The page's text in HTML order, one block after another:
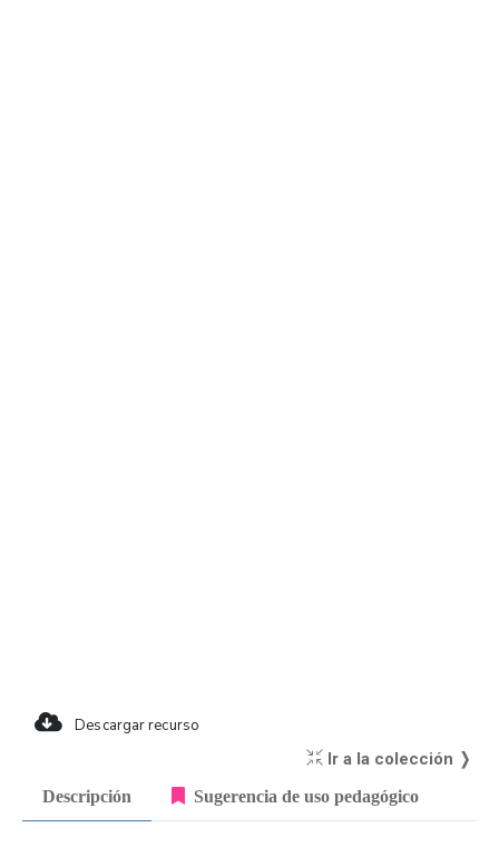
Descargar recurso
Ir a la colección ❭
Descripción Sugerencia de uso pedagógico